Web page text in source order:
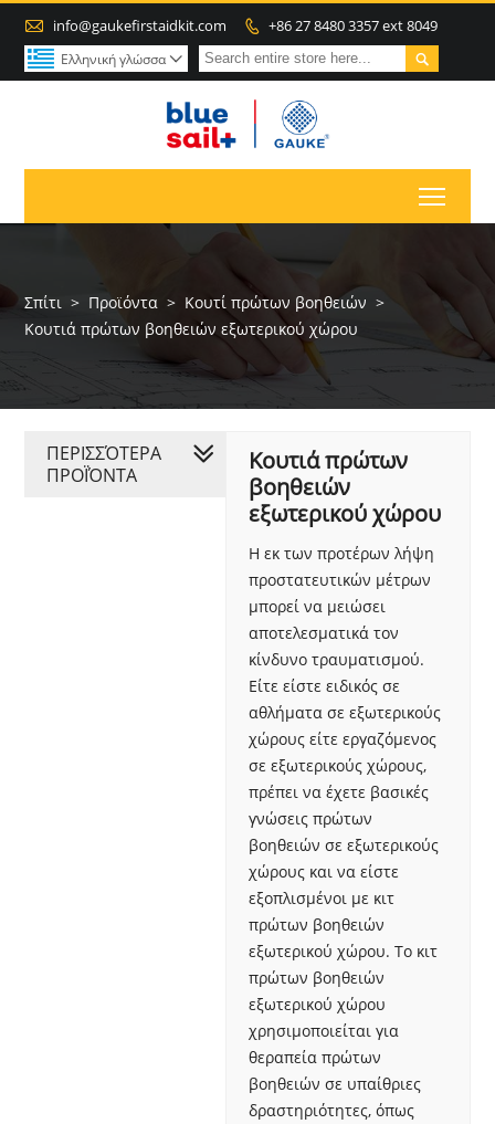
 info@gaukefirstaidkit.com  +86 27 8480 3357 ext 8049

Ελληνική γλώσσα 
Σπίτι > Προϊόντα > Κουτί πρώτων βοηθειών >
Κουτιά πρώτων βοηθειών εξωτερικού χώρου
Κουτιά πρώτων
βοηθειών
εξωτερικού χώρου
Η εκ των προτέρων λήψη
προστατευτικών μέτρων
μπορεί να μειώσει
αποτελεσματικά τον
κίνδυνο τραυματισμού.
Είτε είστε ειδικός σε
αθλήματα σε εξωτερικούς
χώρους είτε εργαζόμενος
σε εξωτερικούς χώρους,
πρέπει να έχετε βασικές
γνώσεις πρώτων
βοηθειών σε εξωτερικούς
χώρους και να είστε
εξοπλισμένοι με κιτ
πρώτων βοηθειών
εξωτερικού χώρου. Το κιτ
πρώτων βοηθειών
εξωτερικού χώρου
χρησιμοποιείται για
θεραπεία πρώτων
βοηθειών σε υπαίθριες
δραστηριότητες, όπως
ΠΕΡΙΣΣΌΤΕΡΑ
ΠΡΟΪΌΝΤΑ